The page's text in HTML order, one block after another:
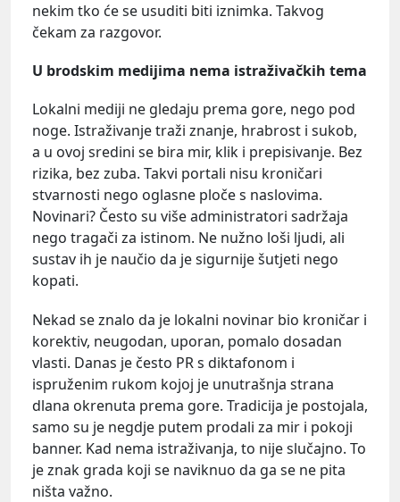
nekim tko će se usuditi biti iznimka. Takvog
čekam za razgovor.
U brodskim medijima nema istraživačkih tema
Lokalni mediji ne gledaju prema gore, nego pod
noge. Istraživanje traži znanje, hrabrost i sukob,
a u ovoj sredini se bira mir, klik i prepisivanje. Bez
rizika, bez zuba. Takvi portali nisu kroničari
stvarnosti nego oglasne ploče s naslovima.
Novinari? Često su više administratori sadržaja
nego tragači za istinom. Ne nužno loši ljudi, ali
sustav ih je naučio da je sigurnije šutjeti nego
kopati.
Nekad se znalo da je lokalni novinar bio kroničar i
korektiv, neugodan, uporan, pomalo dosadan
vlasti. Danas je često PR s diktafonom i
ispruženim rukom kojoj je unutrašnja strana
dlana okrenuta prema gore. Tradicija je postojala,
samo su je negdje putem prodali za mir i pokoji
banner. Kad nema istraživanja, to nije slučajno. To
je znak grada koji se naviknuo da ga se ne pita
ništa važno.